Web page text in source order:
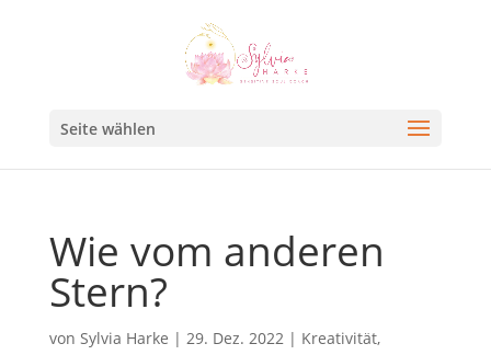
Seite wählen
Wie vom anderen
Stern?
von Sylvia Harke | 29. Dez. 2022| Kreativität,